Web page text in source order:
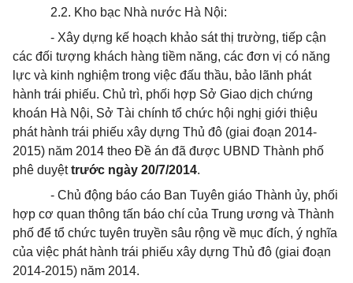
2.2. Kho bạc Nhà nước Hà Nội:
- Xây dựng kế hoạch khảo sát thị trường, tiếp cận
các đối tượng khách hàng tiềm năng, các đơn vị có năng
lực và kinh nghiệm trong việc đấu thầu, bảo lãnh phát
hành trái phiếu. Chủ trì, phối hợp Sở Giao dịch chứng
khoán Hà Nội, Sở Tài chính tổ chức hội nghị giới thiệu
phát hành trái phiếu xây dựng Thủ đô (giai đoạn 2014-
2015) năm 2014 theo Đề án đã được UBND Thành phố
phê duyệttrước ngày 20/7/2014.
- Chủ động báo cáo Ban Tuyên giáo Thành ủy, phối
hợp cơ quan thông tấn báo chí của Trung ương và Thành
phố để tổ chức tuyên truyền sâu rộng về mục đích, ý nghĩa
của việc phát hành trái phiếu xây dựng Thủ đô (giai đoạn
2014-2015) năm 2014.